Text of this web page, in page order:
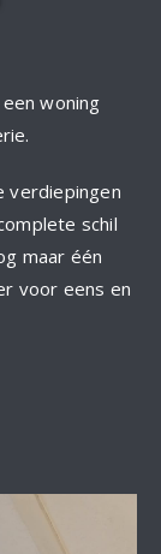
woning
verdiepingen
schil
maar één
voor eens en